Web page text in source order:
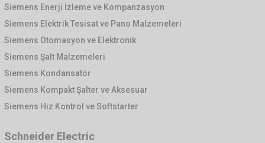
Siemens Enerji İzleme ve Kompanzasyon
Siemens Elektrik Tesisat ve Pano Malzemeleri
Siemens Otomasyon ve Elektronik
Siemens Şalt Malzemeleri
Siemens Kondansatör
Siemens Kompakt Şalter ve Aksesuar
Siemens Hız Kontrol ve Softstarter
Schneider Electric